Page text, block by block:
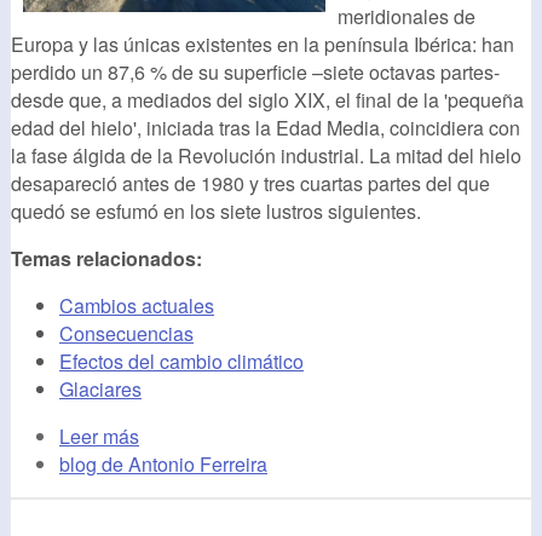
meridionales de
Europa y las únicas existentes en la península Ibérica: han
perdido un 87,6 % de su superficie –siete octavas partes-
desde que, a mediados del siglo XIX, el final de la 'pequeña
edad del hielo', iniciada tras la Edad Media, coincidiera con
la fase álgida de la Revolución industrial. La mitad del hielo
desapareció antes de 1980 y tres cuartas partes del que
quedó se esfumó en los siete lustros siguientes.
Temas relacionados:
Cambios actuales
Consecuencias
Efectos del cambio climático
Glaciares
Leer más
blog de Antonio Ferreira